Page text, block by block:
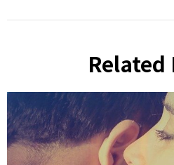
Related